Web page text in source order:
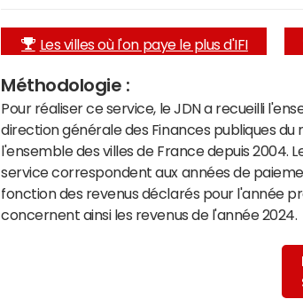
Les villes où l'on paye le plus d'IFI
Méthodologie :
Pour réaliser ce service, le JDN a recueilli
direction générale des Finances publiques du
l'ensemble des villes de France depuis 2004.
service correspondent aux années de
fonction des revenus déclarés pour l'année
concernent ainsi les revenus de l'année 2024.